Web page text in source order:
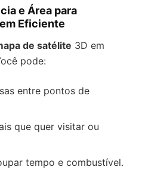
e Área para
Eficiente
de satélite 3D em
pode:
entre pontos de
que quer visitar ou
tempo e combustível.